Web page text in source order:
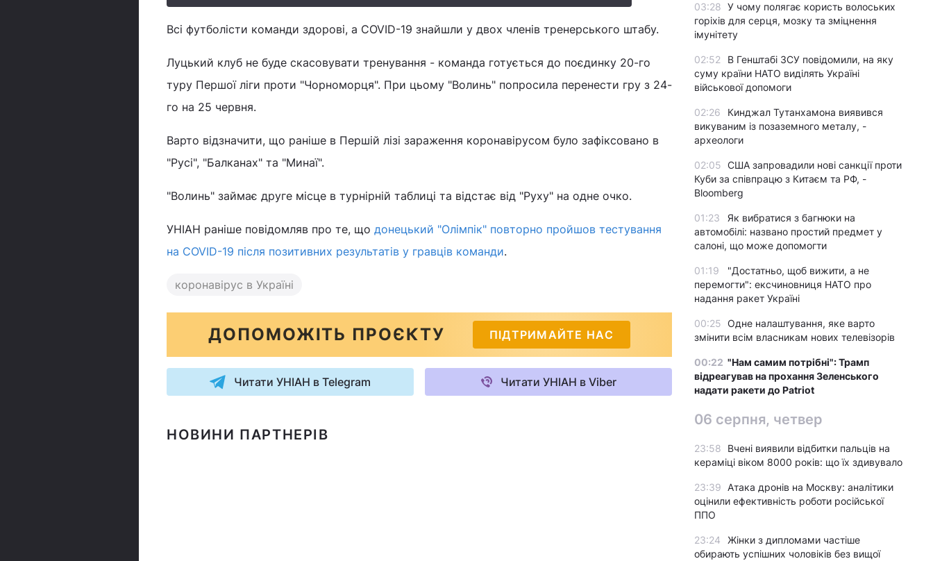
Всі футболісти команди здорові, а COVID-19 знайшли у двох членів тренерського штабу.
Луцький клуб не буде скасовувати тренування - команда готується до поєдинку 20-го
туру Першої ліги проти "Чорноморця". При цьому "Волинь" попросила перенести гру з 24-
го на 25 червня.
Варто відзначити, що раніше в Першій лізі зараження коронавірусом було зафіксовано в
"Русі", "Балканах" та "Минаї".
"Волинь" займає друге місце в турнірній таблиці та відстає від "Руху" на одне очко.
УНІАН раніше повідомляв про те, що донецький "Олімпік" повторно пройшов тестування
на COVID-19 після позитивних результатів у гравців команди.
коронавірус в Україні
ДОПОМОЖІТЬ ПРОЄКТУ ПІДТРИМАЙТЕ НАС
Читати УНІАН в Telegram Читати УНІАН в Viber
НОВИНИ ПАРТНЕРІВ
03:28 У чому полягає користь волоських
горіхів для серця, мозку та зміцнення
імунітету
02:52
В Генштабі ЗСУ повідомили, на яку
суму країни НАТО виділять Україні
військової допомоги
02:26
Кинджал Тутанхамона виявився
викуваним із позаземного металу, -
археологи
02:05 США запровадили нові санкції проти
Куби за співпрацю з Китаєм та РФ, -
Bloomberg
01:23
Як вибратися з багнюки на
автомобілі: названо простий предмет у
салоні, що може допомогти
01:19
"Достатньо, щоб вижити, а не
перемогти": ексчиновниця НАТО про
надання ракет Україні
00:25 Одне налаштування, яке варто
змінити всім власникам нових телевізорів
00:22 "Нам самим потрібні": Трамп
відреагував на прохання Зеленського
надати ракети до Patriot
06 серпня, четвер
23:58
Вчені виявили відбитки пальців на
кераміці віком 8000 років: що їх здивувало
23:39
Атака дронів на Москву: аналітики
оцінили ефективність роботи російської
ППО
23:24
Жінки з дипломами частіше
обирають успішних чоловіків без вищої